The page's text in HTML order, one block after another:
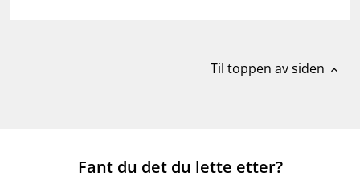
Til toppen av siden expand_less
Fant du det du lette etter?